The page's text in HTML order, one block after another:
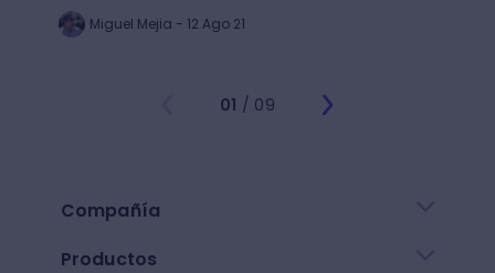
Miguel Mejia - 12 Ago 21
01 / 09
Compañía
Productos